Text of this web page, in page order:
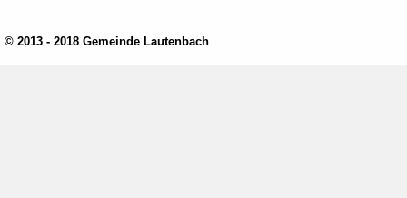
© 2013 - 2018 Gemeinde Lautenbach